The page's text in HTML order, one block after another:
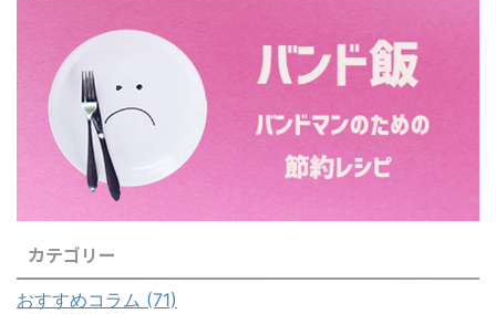
カテゴリー
おすすめコラム (71)